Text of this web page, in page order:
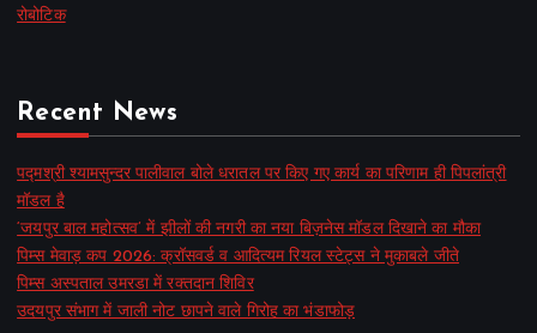
रोबोटिक
Recent News
पद्मश्री श्यामसुन्दर पालीवाल बोले धरातल पर किए गए कार्य का परिणाम ही पिपलांत्री
मॉडल है
‘जयपुर बाल महोत्सव’ में झीलों की नगरी का नया बिज़नेस मॉडल दिखाने का मौका
पिम्स मेवाड़ कप 2026: क्रॉसवर्ड व आदित्यम रियल स्टेट्स ने मुकाबले जीते
पिम्स अस्पताल उमरडा में रक्तदान शिविर
उदयपुर संभाग में जाली नोट छापने वाले गिरोह का भंडाफोड़